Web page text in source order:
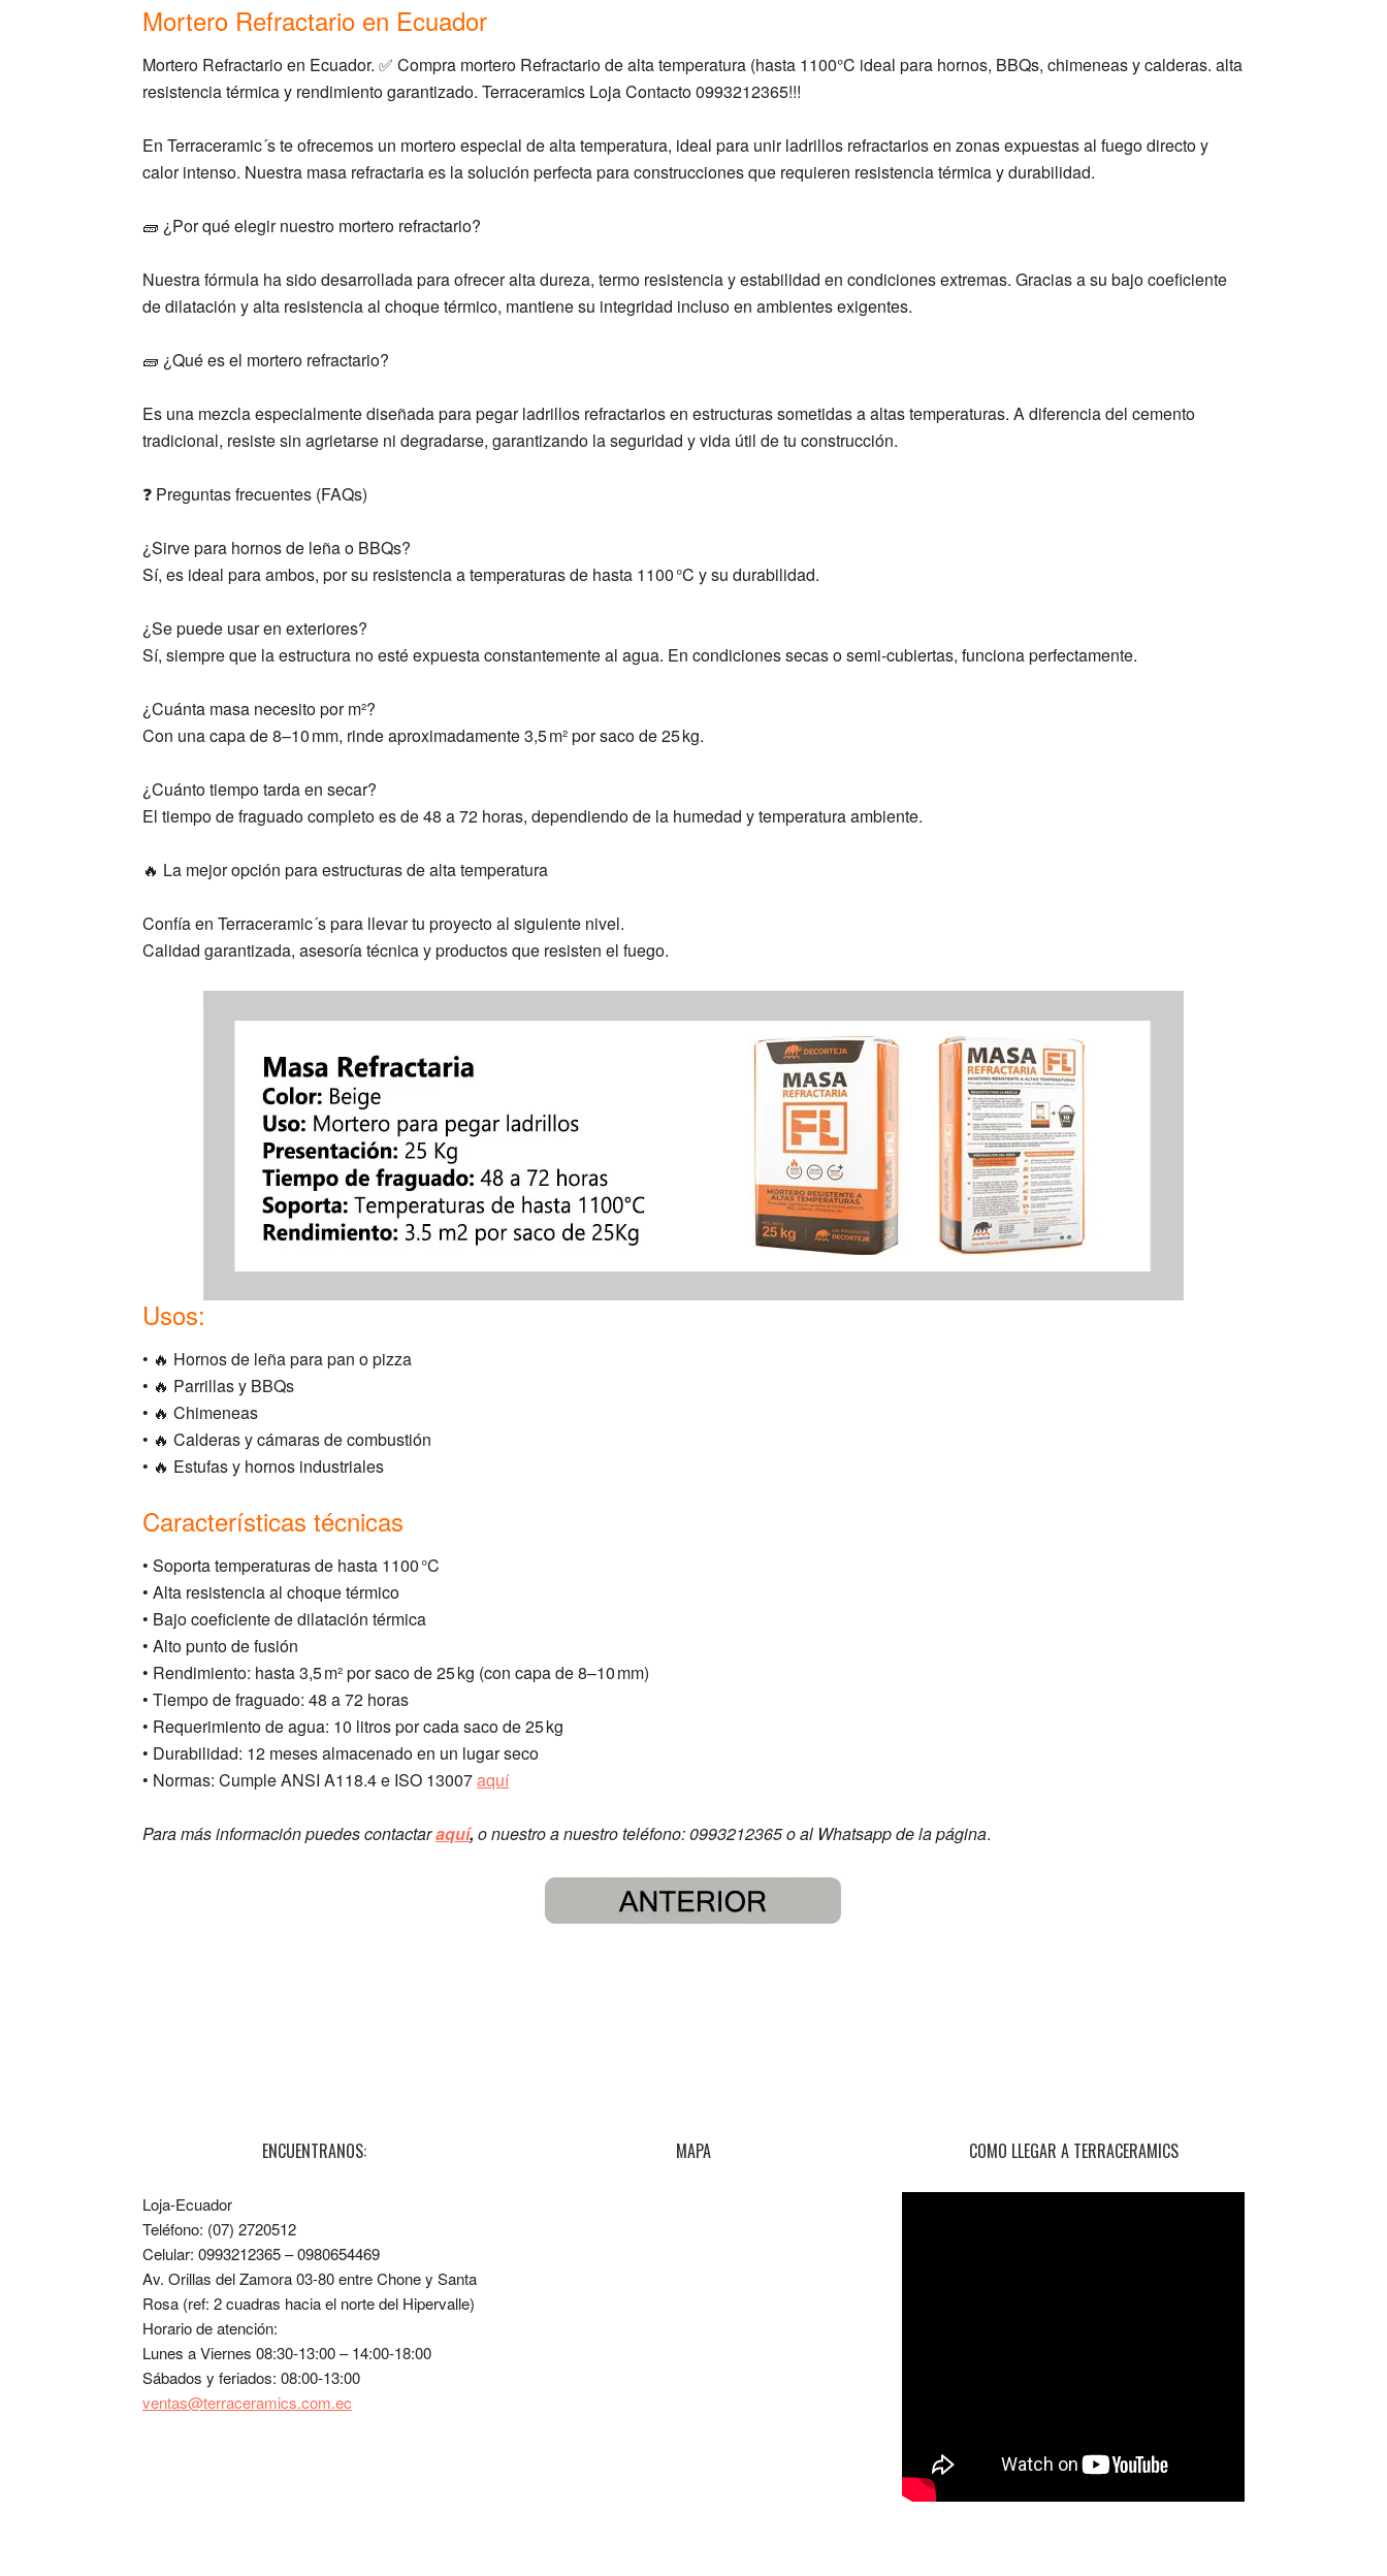
Mortero Refractario en Ecuador
Mortero Refractario en Ecuador. ✅ Compra mortero Refractario de alta temperatura (hasta 1100°C ideal para hornos, BBQs, chimeneas y calderas. alta
resistencia térmica y rendimiento garantizado. Terraceramics Loja Contacto 0993212365!!!
En Terraceramic´s te ofrecemos un mortero especial de alta temperatura, ideal para unir ladrillos refractarios en zonas expuestas al fuego directo y
calor intenso. Nuestra masa refractaria es la solución perfecta para construcciones que requieren resistencia térmica y durabilidad.
🧱 ¿Por qué elegir nuestro mortero refractario?
Nuestra fórmula ha sido desarrollada para ofrecer alta dureza, termo resistencia y estabilidad en condiciones extremas. Gracias a su bajo coeficiente
de dilatación y alta resistencia al choque térmico, mantiene su integridad incluso en ambientes exigentes.
🧱 ¿Qué es el mortero refractario?
Es una mezcla especialmente diseñada para pegar ladrillos refractarios en estructuras sometidas a altas temperaturas. A diferencia del cemento
tradicional, resiste sin agrietarse ni degradarse, garantizando la seguridad y vida útil de tu construcción.
❓ Preguntas frecuentes (FAQs)
¿Sirve para hornos de leña o BBQs?
Sí, es ideal para ambos, por su resistencia a temperaturas de hasta 1100 °C y su durabilidad.
¿Se puede usar en exteriores?
Sí, siempre que la estructura no esté expuesta constantemente al agua. En condiciones secas o semi-cubiertas, funciona perfectamente.
¿Cuánta masa necesito por m²?
Con una capa de 8–10 mm, rinde aproximadamente 3,5 m² por saco de 25 kg.
¿Cuánto tiempo tarda en secar?
El tiempo de fraguado completo es de 48 a 72 horas, dependiendo de la humedad y temperatura ambiente.
🔥 La mejor opción para estructuras de alta temperatura
Confía en Terraceramic´s para llevar tu proyecto al siguiente nivel.
Calidad garantizada, asesoría técnica y productos que resisten el fuego.
Usos:
• 🔥 Hornos de leña para pan o pizza
• 🔥 Parrillas y BBQs
• 🔥 Chimeneas
• 🔥 Calderas y cámaras de combustión
• 🔥 Estufas y hornos industriales
Características técnicas
• Soporta temperaturas de hasta 1100 °C
• Alta resistencia al choque térmico
• Bajo coeficiente de dilatación térmica
• Alto punto de fusión
• Rendimiento: hasta 3,5 m² por saco de 25 kg (con capa de 8–10 mm)
• Tiempo de fraguado: 48 a 72 horas
• Requerimiento de agua: 10 litros por cada saco de 25 kg
• Durabilidad: 12 meses almacenado en un lugar seco
• Normas: Cumple ANSI A118.4 e ISO 13007aquí
Para más información puedes contactaraquí, o nuestro a nuestro teléfono: 0993212365 o al Whatsapp de la página.
ENCUENTRANOS:
Loja-Ecuador
Teléfono: (07) 2720512
Celular: 0993212365 – 0980654469
Av. Orillas del Zamora 03-80 entre Chone y Santa
Rosa (ref: 2 cuadras hacia el norte del Hipervalle)
Horario de atención:
Lunes a Viernes 08:30-13:00 – 14:00-18:00
Sábados y feriados: 08:00-13:00
ventas@terraceramics.com.ec
MAPA COMO LLEGAR A TERRACERAMICS